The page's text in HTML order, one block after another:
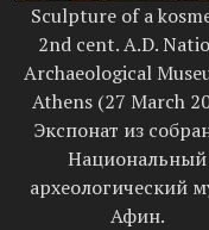
Sculpture of a
2nd cent. A.D.
Archaeological
Athens (27 March
Экспонат из
Национальный
археологический
Афин.